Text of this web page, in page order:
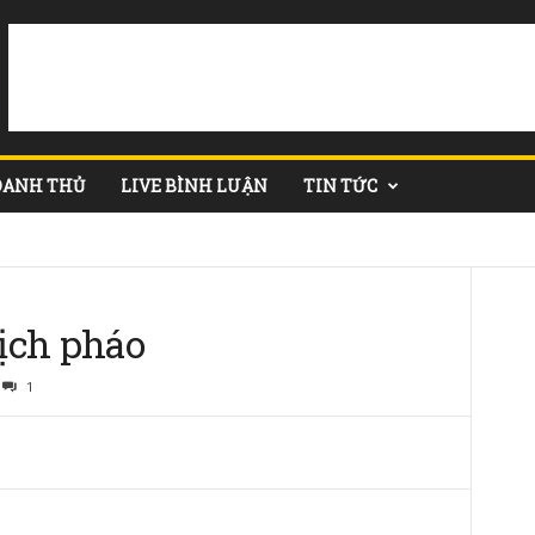
THỦ LIVE BÌNH LUẬN TIN TỨC
pháo
1